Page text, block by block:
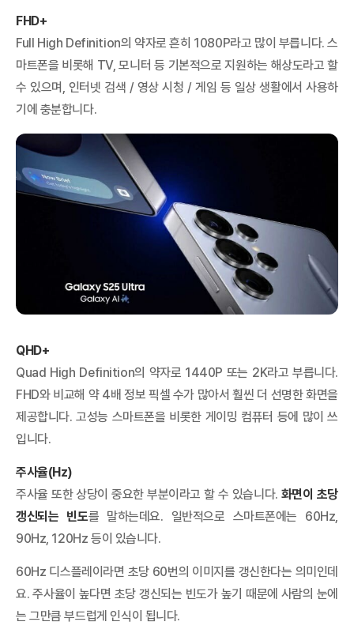
FHD+
Full High Definition의 약자로 흔히 1080P라고 많이 부릅니다. 스
마트폰을 비롯해 TV, 모니터 등 기본적으로 지원하는 해상도라고 할
수 있으며, 인터넷 검색 / 영상 시청 / 게임 등 일상 생활에서 사용하
기에 충분합니다.
QHD+
Quad High Definition의 약자로 1440P 또는 2K라고 부릅니다.
FHD와 비교해 약 4배 정보 픽셀 수가 많아서 훨씬 더 선명한 화면을
제공합니다. 고성능 스마트폰을 비롯한 게이밍 컴퓨터 등에 많이 쓰
입니다.
주사율(Hz)
주사율 또한 상당이 중요한 부분이라고 할 수 있습니다. 화면이 초당
갱신되는 빈도를 말하는데요. 일반적으로 스마트폰에는 60Hz,
90Hz, 120Hz 등이 있습니다.
60Hz 디스플레이라면 초당 60번의 이미지를 갱신한다는 의미인데
요. 주사율이 높다면 초당 갱신되는 빈도가 높기 때문에 사람의 눈에
는 그만큼 부드럽게 인식이 됩니다.